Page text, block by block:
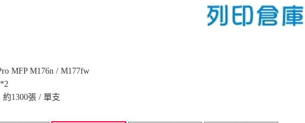
MFP M176n / M177fw
1300張 / 單支